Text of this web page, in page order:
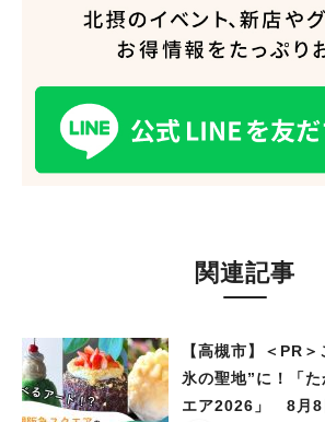
関連記事
【高槻市】＜PR
氷の聖地”に！「
エア2026」 8月8